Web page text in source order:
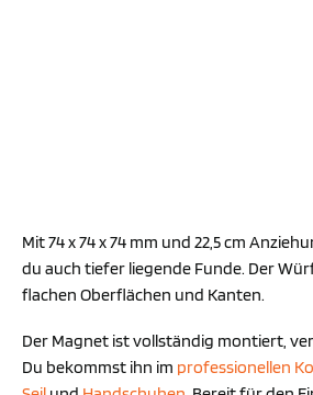
Mit 74 x 74 x 74 mm und 22,5 cm
du auch tiefer liegende Funde. Der
flachen Oberflächen und Kanten.
Der Magnet ist vollständig montiert,
Du bekommst ihn im professionellen